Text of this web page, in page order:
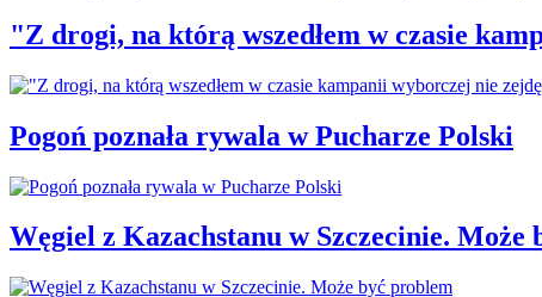
"Z drogi, na którą wszedłem w czasie
Pogoń poznała rywala w Pucharze Polski
Węgiel z Kazachstanu w Szczecinie. Może